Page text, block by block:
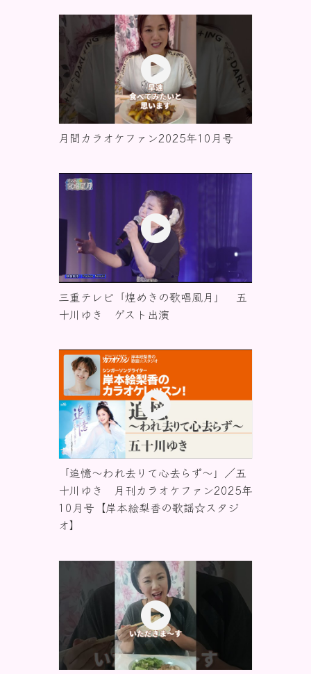
月間カラオケファン2025年10月号
三重テレビ「煌めきの歌唱風月」 五
十川ゆき ゲスト出演
「追憶〜われ去りて心去らず〜」／五
十川ゆき 月刊カラオケファン2025年
10月号【岸本絵梨香の歌謡☆スタジ
オ】